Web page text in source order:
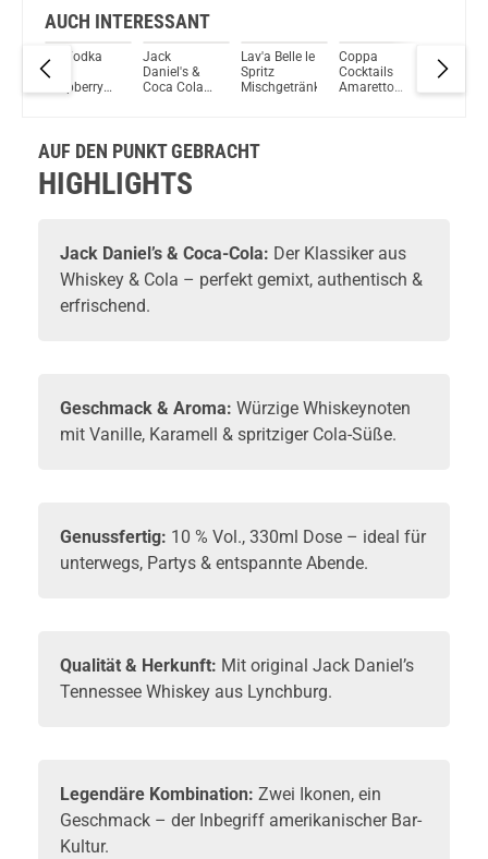
The Dalmore 15 Jahre Single Malt Scotch Whisky 40% Vol. 700ml
Du willst Kröten sparen?
Schau mal hier!
Vozol Whiz 40 Watt 4ml 1200mAh Pod System Kit Tide
AUCH INTERESSANT
Au Vodka
Blue
Raspberry
Jack
Daniel's &
Coca Cola
Lav'a Belle le
Spritz
Mischgetränk
Coppa
Cocktails
Amaretto
Absolut
Vodka
AUF DEN PUNKT GEBRACHT
HIGHLIGHTS
Jack Daniel’s & Coca-Cola: Der Klassiker aus
Whiskey & Cola – perfekt gemixt, authentisch &
erfrischend.
Geschmack & Aroma: Würzige Whiskeynoten
mit Vanille, Karamell & spritziger Cola-Süße.
Genussfertig: 10 % Vol., 330ml Dose – ideal für
unterwegs, Partys & entspannte Abende.
Qualität & Herkunft: Mit original Jack Daniel’s
Tennessee Whiskey aus Lynchburg.
Legendäre Kombination: Zwei Ikonen, ein
Geschmack – der Inbegriff amerikanischer Bar-
Kultur.